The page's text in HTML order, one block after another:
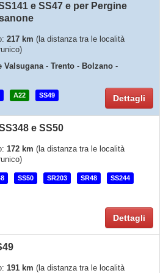
e SS47 e per Pergine
217 km (la distanza tra le località
Valsugana- Trento - Bolzano -
A22 SS49 Dettagli
e SS50
172 km (la distanza tra le località
SS50 SR203 SR48 SS244
Dettagli
191 km (la distanza tra le località